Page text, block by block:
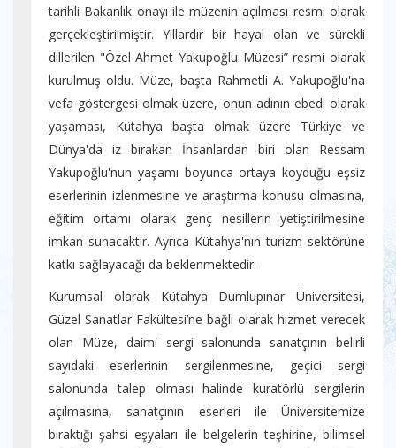
tarihli Bakanlık onayı ile müzenin açılması resmi olarak
gerçekleştirilmiştir. Yıllardır bir hayal olan ve sürekli
dillerilen "Özel Ahmet Yakupoğlu Müzesi” resmi olarak
kurulmuş oldu. Müze, başta Rahmetli A. Yakupoğlu'na
vefa göstergesi olmak üzere, onun adının ebedi olarak
yaşaması, Kütahya başta olmak üzere Türkiye ve
Dünya'da iz bırakan İnsanlardan biri olan Ressam
Yakupoğlu'nun yaşamı boyunca ortaya koyduğu eşsiz
eserlerinin izlenmesine ve araştırma konusu olmasına,
eğitim ortamı olarak genç nesillerin yetiştirilmesine
imkan sunacaktır. Ayrıca Kütahya'nın turizm sektörüne
katkı sağlayacağı da beklenmektedir.
Kurumsal olarak Kütahya Dumlupınar Üniversitesi,
Güzel Sanatlar Fakültesi’ne bağlı olarak hizmet verecek
olan Müze, daimi sergi salonunda sanatçının belirli
sayıdaki eserlerinin sergilenmesine, geçici sergi
salonunda talep olması halinde kuratörlü sergilerin
açılmasına, sanatçının eserleri ile Üniversitemize
bıraktığı şahsi eşyaları ile belgelerin teşhirine, bilimsel